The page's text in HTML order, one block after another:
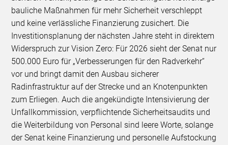
bauliche Maßnahmen für mehr Sicherheit verschleppt
und keine verlässliche Finanzierung zusichert. Die
Investitionsplanung der nächsten Jahre steht in direktem
Widerspruch zur Vision Zero: Für 2026 sieht der Senat nur
500.000 Euro für „Verbesserungen für den Radverkehr“
vor und bringt damit den Ausbau sicherer
Radinfrastruktur auf der Strecke und an Knotenpunkten
zum Erliegen. Auch die angekündigte Intensivierung der
Unfallkommission, verpflichtende Sicherheitsaudits und
die Weiterbildung von Personal sind leere Worte, solange
der Senat keine Finanzierung und personelle Aufstockung